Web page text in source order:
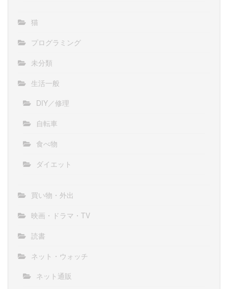
猫
プログラミング
未分類
生活一般
DIY／修理
自転車
食べ物
ダイエット
買い物・外出
映画・ドラマ・TV
読書
ネット・ウォッチ
ネット通販